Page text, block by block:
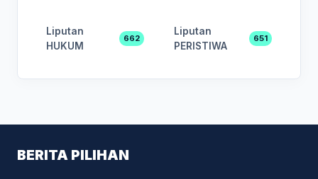
Liputan
HUKUM
662
Liputan
PERISTIWA
651
BERITA PILIHAN